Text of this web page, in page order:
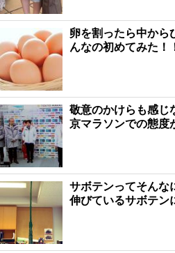
卵を割ったら中か
んなの初めてみた！
敬意のかけらも感
京マラソンでの態度
サボテンってそん
伸びているサボテン